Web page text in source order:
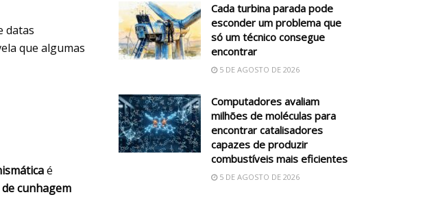
datas
que algumas
é
cunhagem
Cada turbina parada pode
esconder um problema que
só um técnico consegue
encontrar
5 DE AGOSTO DE 2026
Computadores avaliam
milhões de moléculas para
encontrar catalisadores
capazes de produzir
combustíveis mais eficientes
5 DE AGOSTO DE 2026